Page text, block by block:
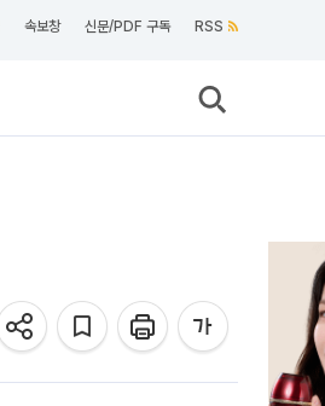
속보창 신문/PDF 구독 RSS